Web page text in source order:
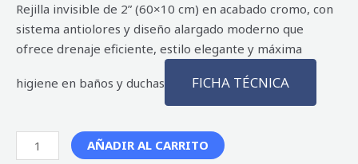
Rejilla invisible de 2” (60×10 cm) en acabado cromo, con
sistema antiolores y diseño alargado moderno que
ofrece drenaje eficiente, estilo elegante y máxima
higiene en baños y duchas FICHA TÉCNICA
AÑADIR AL CARRITO